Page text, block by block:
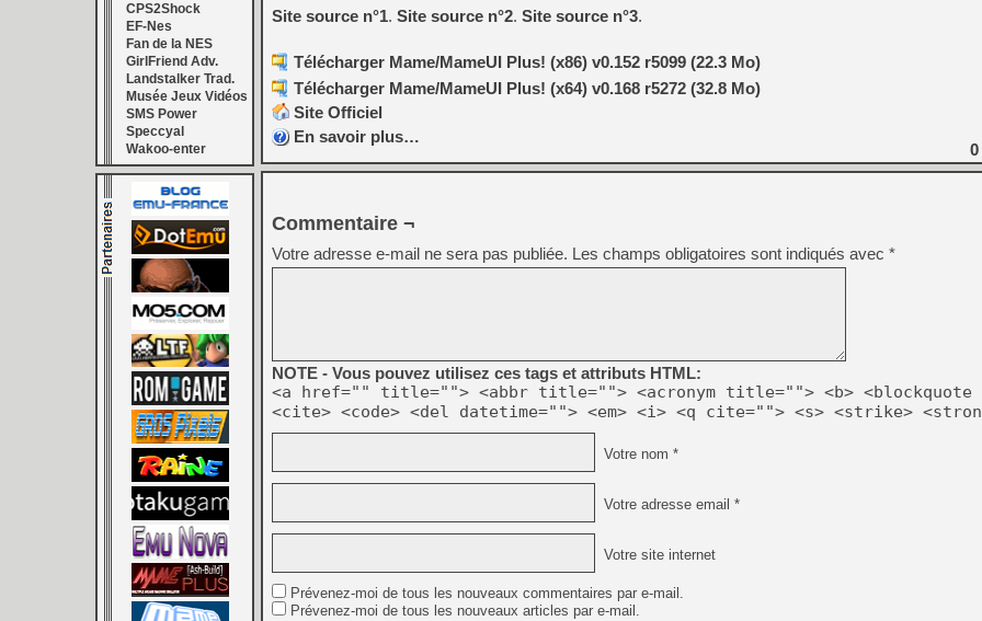
[GK] Mistfall Hunter : déjà
[GK] Wo Long 2 évolue
[GK] Crossfire : un TPS à
[LS] [PS5] Premiers
[Mo5] DOOM arrive en
[GK] Bethesda fête les 30
[GK] Roblox : l'action en
[GK] Agenda - GeForce
[LS] [PS5] ps5-y2jb-
[GK] Pourquoi Marvel
[GK] Test : Restory : Chill
[GK] GTA 6 : Rockstar
[GK] Hot Wheels Infinite
[GK] Mémoire cash -
[GK] Résultats Nintendo :
[GK] Dans ce jeu de
CPS2Shock
EF-Nes
Fan de la NES
GirlFriend Adv.
Landstalker Trad.
Musée Jeux Vidéos
SMS Power
Speccyal
Wakoo-enter
Site source n°1. Site source n°2. Site source n°3.
Télécharger Mame/MameUI Plus! (x86) v0.152 r5099 (22.3 Mo)
Télécharger Mame/MameUI Plus! (x64) v0.168 r5272 (32.8 Mo)
Site Officiel
En savoir plus…
0
Commentaire ¬
Votre adresse e-mail ne sera pas publiée. Les champs obligatoires sont indiqués avec *
NOTE - Vous pouvez utilisez ces tags et attributs HTML:
<a href="" title=""> <abbr title=""> <acronym title=""> <b> <blockquote
<cite> <code> <del datetime=""> <em> <i> <q cite=""> <s> <strike>
Votre nom *
Votre adresse email *
Votre site internet
Prévenez-moi de tous les nouveaux commentaires par e-mail.
Prévenez-moi de tous les nouveaux articles par e-mail.